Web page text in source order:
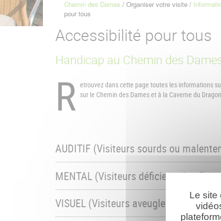
Fil
Chemin des Dames Organiser votre visite
pour tous
Accessibilité pour tous
Handicap au Chemin des
R etrouvez dans cette page toutes les informations
sur le Chemin des Dames et à la Caverne du
AUDITIF (Visiteurs sourds ou
MENTAL (Visiteurs déficients
VISUEL (Visiteurs aveugles ou
Le site